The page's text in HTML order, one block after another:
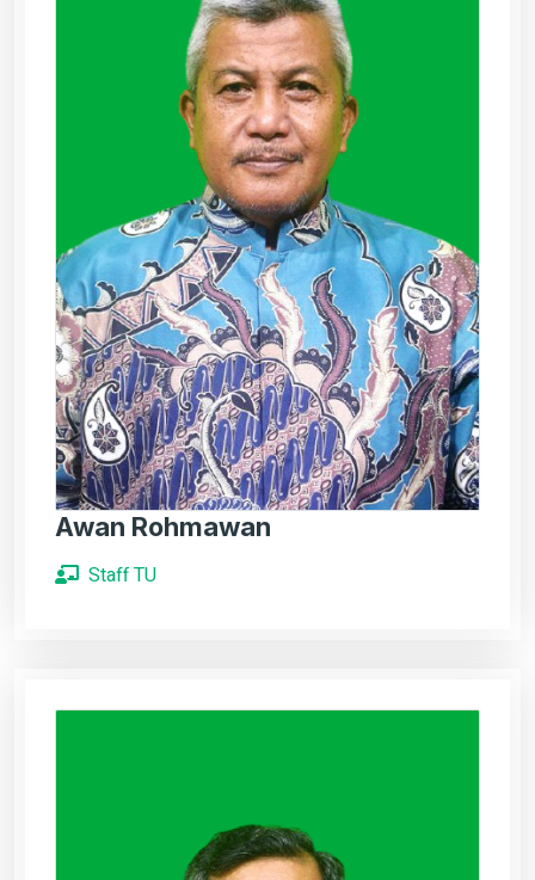
Awan Rohmawan
Staff TU